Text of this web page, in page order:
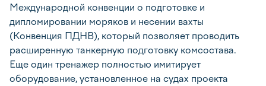
Международной конвенции о подготовке и
дипломировании моряков и несении вахты
(Конвенция ПДНВ), который позволяет проводить
расширенную танкерную подготовку комсостава.
Еще один тренажер полностью имитирует
оборудование, установленное на судах проекта